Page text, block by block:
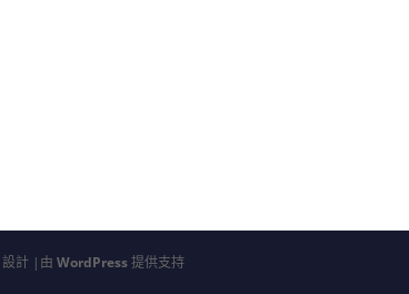
設計 |由WordPress提供支持